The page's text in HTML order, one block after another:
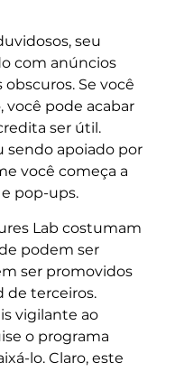
seu
com anúncios
Se você
você pode acabar
ser útil.
sendo apoiado por
você começa a
pop-ups.
Lab costumam
podem ser
ser promovidos
de terceiros.
vigilante ao
o programa
lo. Claro, este